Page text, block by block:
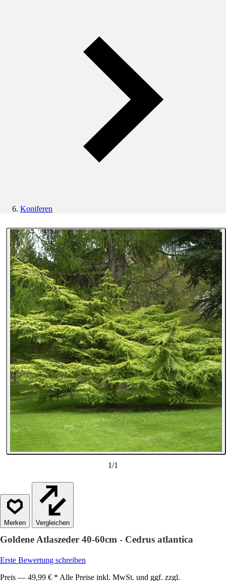
Koniferen
1/1
Vergleichen
Goldene Atlaszeder 40-60cm - Cedrus atlantica
Erste Bewertung schreiben
Preis — 49,99 € * Alle Preise inkl. MwSt. und ggf. zzgl.